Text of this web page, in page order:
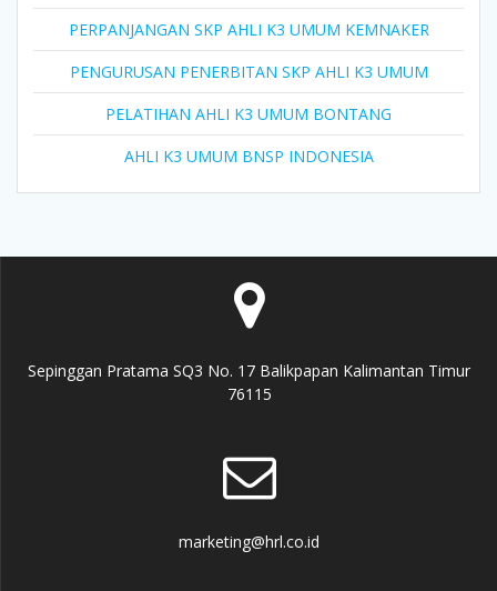
PERPANJANGAN SKP AHLI K3 UMUM KEMNAKER
PENGURUSAN PENERBITAN SKP AHLI K3 UMUM
PELATIHAN AHLI K3 UMUM BONTANG
AHLI K3 UMUM BNSP INDONESIA
Sepinggan Pratama SQ3 No. 17 Balikpapan Kalimantan Timur
76115
marketing@hrl.co.id